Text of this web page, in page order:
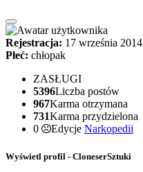
Rejestracja: 17 września 2014
Płeć: chłopak
ZASŁUGI
5396Liczba postów
967Karma otrzymana
731Karma przydzielona
0
Edycje Narkopedii
Wyświetl profil - CloneserSztuki